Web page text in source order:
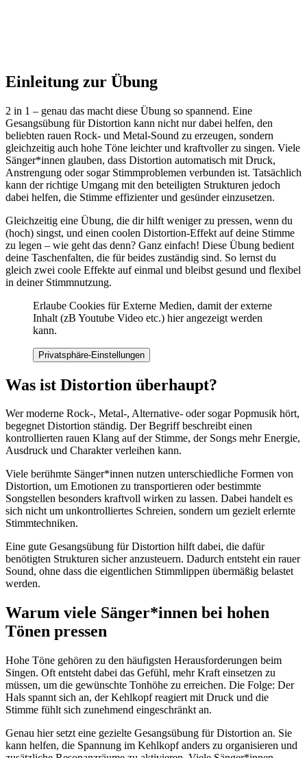
Einleitung zur Übung
2 in 1 – genau das macht diese Übung so spannend. Eine
Gesangsübung für Distortion kann nicht nur dabei helfen, den
beliebten rauen Rock- und Metal-Sound zu erzeugen, sondern
gleichzeitig auch hohe Töne leichter und kraftvoller zu singen. Viele
Sänger*innen glauben, dass Distortion automatisch mit Druck,
Anstrengung oder sogar Stimmproblemen verbunden ist. Tatsächlich
kann der richtige Umgang mit den beteiligten Strukturen jedoch
dabei helfen, die Stimme effizienter und gesünder einzusetzen.
Gleichzeitig eine Übung, die dir hilft weniger zu pressen, wenn du
(hoch) singst, und einen coolen Distortion-Effekt auf deine Stimme
zu legen – wie geht das denn? Ganz einfach! Diese Übung bedient
deine Taschenfalten, die für beides zuständig sind. So lernst du
gleich zwei coole Effekte auf einmal und bleibst gesund und flexibel
in deiner Stimmnutzung.
Erlaube Cookies für Externe Medien, damit der externe
Inhalt (zB Youtube Video etc.) hier angezeigt werden
kann.
Privatsphäre-Einstellungen
Was ist Distortion überhaupt?
Wer moderne Rock-, Metal-, Alternative- oder sogar Popmusik hört,
begegnet Distortion ständig. Der Begriff beschreibt einen
kontrollierten rauen Klang auf der Stimme, der Songs mehr Energie,
Ausdruck und Charakter verleihen kann.
Viele berühmte Sänger*innen nutzen unterschiedliche Formen von
Distortion, um Emotionen zu transportieren oder bestimmte
Songstellen besonders kraftvoll wirken zu lassen. Dabei handelt es
sich nicht um unkontrolliertes Schreien, sondern um gezielt erlernte
Stimmtechniken.
Eine gute Gesangsübung für Distortion hilft dabei, die dafür
benötigten Strukturen sicher anzusteuern. Dadurch entsteht ein rauer
Sound, ohne dass die eigentlichen Stimmlippen übermäßig belastet
werden.
Warum viele Sänger*innen bei hohen
Tönen pressen
Hohe Töne gehören zu den häufigsten Herausforderungen beim
Singen. Oft entsteht dabei das Gefühl, mehr Kraft einsetzen zu
müssen, um die gewünschte Tonhöhe zu erreichen. Die Folge: Der
Hals spannt sich an, der Kehlkopf reagiert mit Druck und die
Stimme fühlt sich zunehmend eingeschränkt an.
Genau hier setzt eine gezielte Gesangsübung für Distortion an. Sie
kann helfen, die Spannung im Kehlkopf anders zu organisieren und